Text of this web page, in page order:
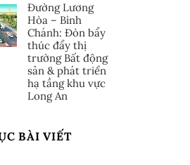
Đường Lương
Hòa – Bình
Chánh: Đòn bẩy
thúc đẩy thị
trường Bất động
sản & phát triển
hạ tầng khu vực
Long An
BÀI VIẾT